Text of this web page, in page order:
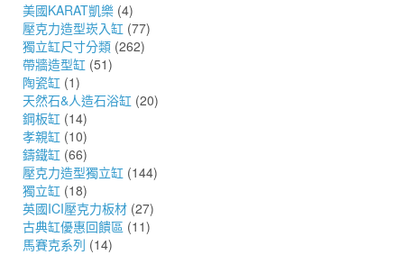
美國KARAT凱樂 (4)
壓克力造型崁入缸 (77)
獨立缸尺寸分類 (262)
帶牆造型缸 (51)
陶瓷缸 (1)
天然石&人造石浴缸 (20)
鋼板缸 (14)
孝親缸 (10)
鑄鐵缸 (66)
壓克力造型獨立缸 (144)
獨立缸 (18)
英國ICI壓克力板材 (27)
古典缸優惠回饋區 (11)
馬賽克系列 (14)